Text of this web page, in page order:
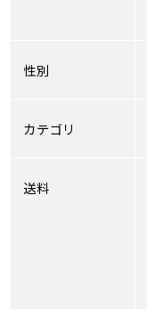
性別
カテゴリ
送料